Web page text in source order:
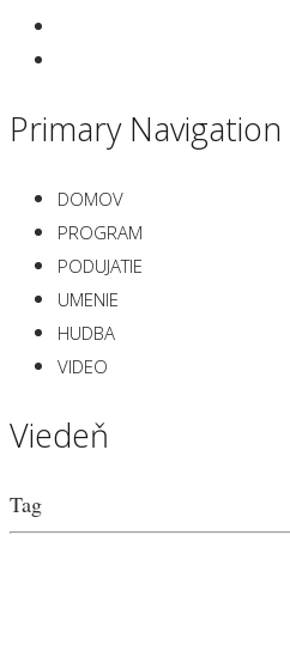
Primary Navigation
DOMOV
PROGRAM
PODUJATIE
UMENIE
HUDBA
VIDEO
Viedeň
Tag